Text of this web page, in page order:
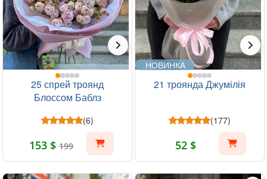
25 спрей троянд
Блоссом Баблз
(6)
153 $ 199
НОВИНКА
21 троянда Джумілія
(177)
52 $